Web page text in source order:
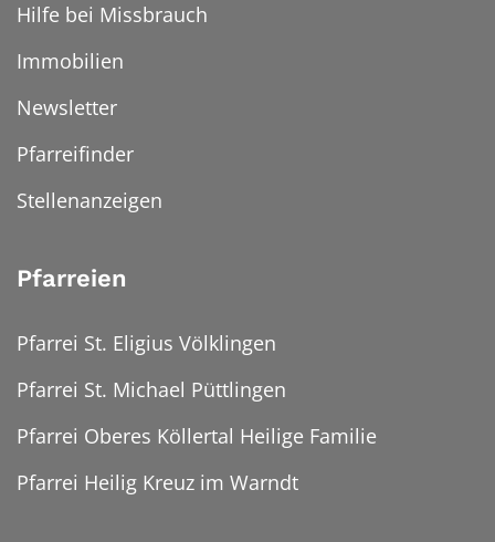
Hilfe bei Missbrauch
Immobilien
Newsletter
Pfarreifinder
Stellenanzeigen
Pfarreien
Pfarrei St. Eligius Völklingen
Pfarrei St. Michael Püttlingen
Pfarrei Oberes Köllertal Heilige Familie
Pfarrei Heilig Kreuz im Warndt